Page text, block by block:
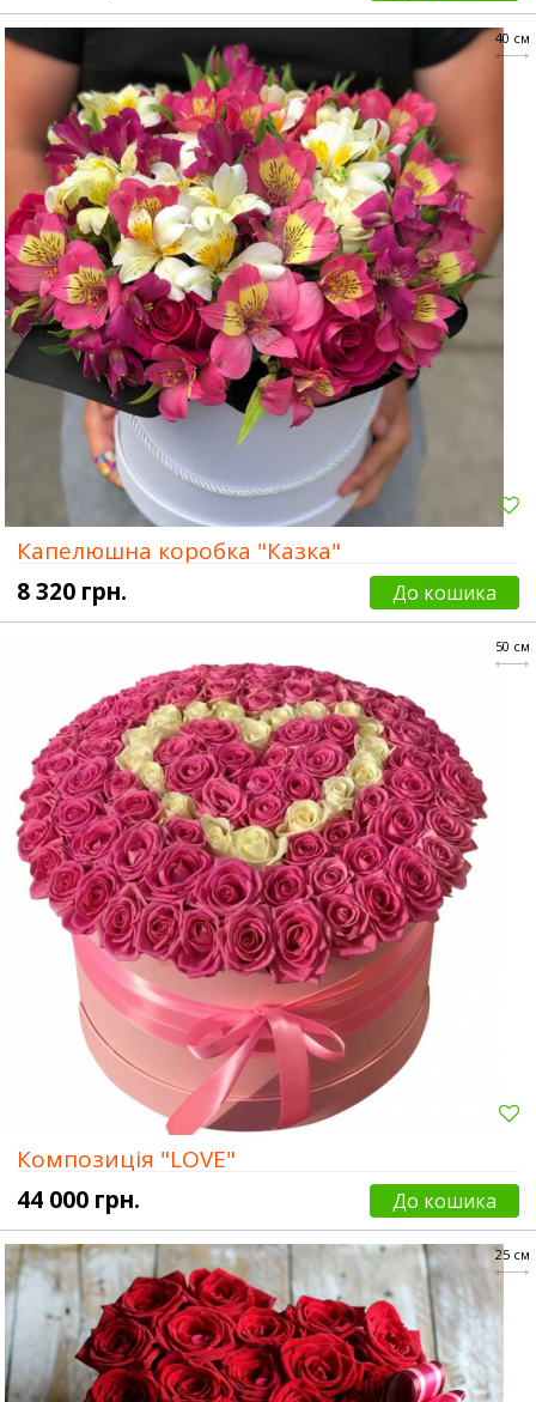
40 см
Капелюшна коробка "Казка"
8 320 грн.
До кошика
50 см
Композиція "LOVE"
44 000 грн.
До кошика
25 см